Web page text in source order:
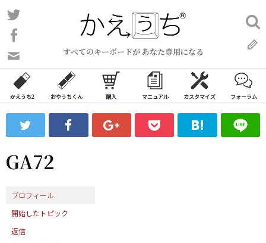
コ
ン
ン
ツ
ス
ッ
すべてのキーボードが あなた専用になる
い
合
わ
フ
ォ
ム
検
索:
かえうち2 おやうちくん 購入 マニュアル カスタマイズ フォーラム
GA72
プロフィール
開始したトピック
返信